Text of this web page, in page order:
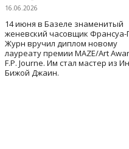
16.06.2026
14 июня в Базеле знаменитый
женевский часовщик Франсуа-
Журн вручил диплом новому
лауреату премии MAZE/Art
F.P. Journe. Им стал мастер из
Бижой Джаин.